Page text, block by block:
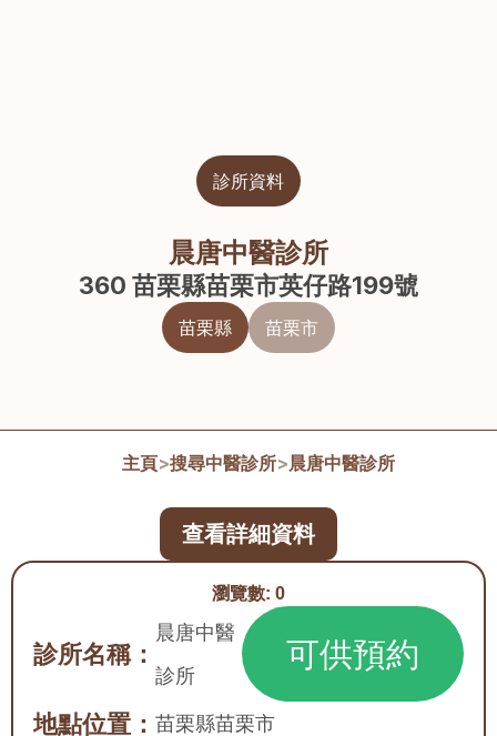
診所資料
晨唐中醫診所
360 苗栗縣苗栗市英仔路199號
苗栗縣 苗栗市
主頁>搜尋中醫診所>晨唐中醫診所
瀏覽數: 0
診所名稱：
晨唐中醫
診所
可供預約
地點位置： 苗栗縣苗栗市
查看詳細資料